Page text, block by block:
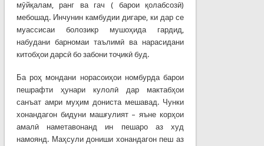
мӯйқалам, ранг ва гач ( барои қолабсозӣ)
мебошад. Инчунин камбудии дигаре, ки дар се
муассисаи болозикр мушоҳида гардид,
набудани барномаи таълимӣ ва нарасидани
китобҳои дарсӣ бо забони тоҷикӣ буд.
Ба роҳ мондани норасоиҳои номбурда барои
пешрафти ҳунари кулолӣ дар мактабҳои
санъат амри муҳим дониста мешавад. Чунки
хонандагон бидуни машғулият – яъне корҳои
амалӣ наметавонанд ин пешаро аз худ
намоянд. Маҳсули дониши хонандагон пеш аз